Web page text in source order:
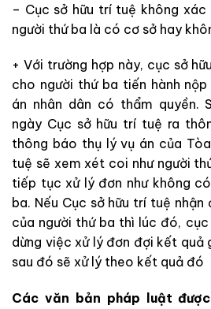
– Cục sở hữu trí tuệ không
người thứ ba là có cơ sở hay
+ Với trường hợp này, cục sở
cho người thứ ba tiến hành
án nhân dân có thẩm quyền.
ngày Cục sở hữu trí tuệ ra
thông báo thụ lý vụ án của
tuệ sẽ xem xét coi như người
tiếp tục xử lý đơn như không
ba. Nếu Cục sở hữu trí tuệ
của người thứ ba thì lúc đó,
dừng việc xử lý đơn đợi kết quả
sau đó sẽ xử lý theo kết quả đó
Các văn bản pháp luật